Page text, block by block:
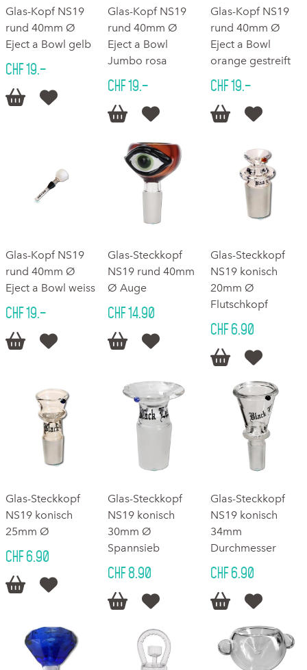
Glas-Kopf NS19
rund 40mm Ø
Eject a Bowl gelb
CHF 19.–
 
Glas-Kopf NS19
rund 40mm Ø
Eject a Bowl
Jumbo rosa
CHF 19.–
 
Glas-Kopf NS19
rund 40mm Ø
Eject a Bowl
orange gestreift
CHF 19.–
 
Glas-Kopf NS19
rund 40mm Ø
Eject a Bowl weiss
CHF 19.–
 
Glas-Steckkopf
NS19 rund 40mm
Ø Auge
CHF 14.90
 
Glas-Steckkopf
NS19 konisch
20mm Ø
Flutschkopf
CHF 6.90
 
Glas-Steckkopf
NS19 konisch
25mm Ø
CHF 6.90
 
Glas-Steckkopf
NS19 konisch
30mm Ø
Spannsieb
CHF 8.90
 
Glas-Steckkopf
NS19 konisch
34mm
Durchmesser
CHF 6.90
 